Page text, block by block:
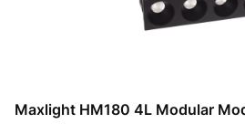
Maxlight HM180 4L Modular